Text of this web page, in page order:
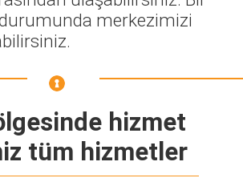
merkezimizi
hizmet
tüm hizmetler